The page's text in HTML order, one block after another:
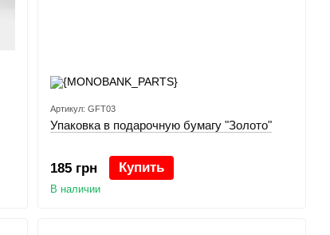
Артикул: GFT03
Упаковка в подарочную бумагу "Золото"
185 грн Купить
В наличии